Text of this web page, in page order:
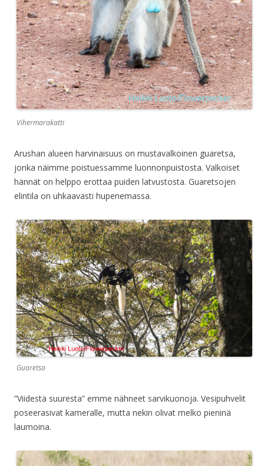
Vihermarakatti
Arushan alueen harvinaisuus on mustavalkoinen guaretsa,
jonka näimme poistuessamme luonnonpuistosta. Valkoiset
hännät on helppo erottaa puiden latvustosta. Guaretsojen
elintila on uhkaavasti hupenemassa.
Guaretsa
”Viidestä suuresta” emme nähneet sarvikuonoja. Vesipuhvelit
poseerasivat kameralle, mutta nekin olivat melko pieninä
laumoina.